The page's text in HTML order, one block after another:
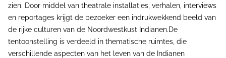
zien. Door middel van theatrale installaties, verhalen, interviews
en reportages krijgt de bezoeker een indrukwekkend beeld van
de rijke culturen van de Noordwestkust Indianen.De
tentoonstelling is verdeeld in thematische ruimtes, die
verschillende aspecten van het leven van de Indianen